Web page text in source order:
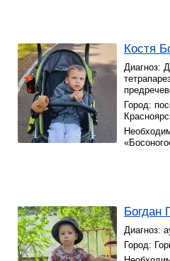
Костя
Диагноз:
Город:
Богдан
Диагноз:
Город: